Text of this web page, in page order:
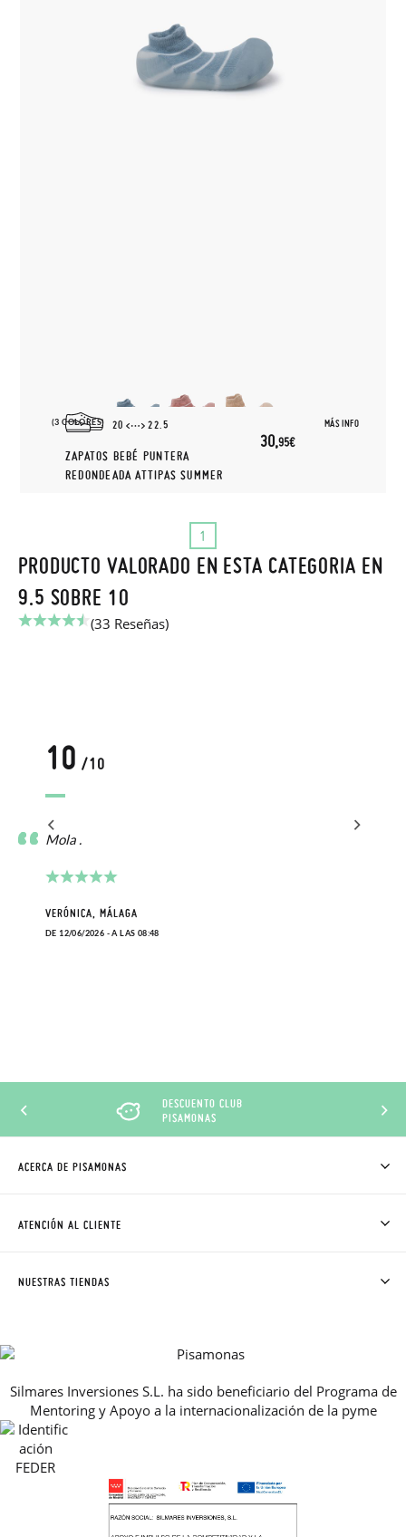
(3 COLORES) MÁS INFO
20 22.5
ZAPATOS BEBÉ PUNTERA
REDONDEADA ATTIPAS SUMMER
30,95€
1
PRODUCTO VALORADO EN ESTA CATEGORIA EN
9.5 SOBRE 10
(33 Reseñas)
10 /10
Mola .
VERÓNICA, MÁLAGA
DE 12/06/2026 - A LAS 08:48
DESCUENTO CLUB
PISAMONAS
ACERCA DE PISAMONAS
CÓMO COMPRAR
AVISO LEGAL, PRIVACIDAD Y COOKIES
GUIA DE TALLAS
REBAJAS
ATENCIÓN AL CLIENTE
NUESTRAS TIENDAS
Silmares Inversiones S.L. ha sido beneficiario del Programa de
Mentoring y Apoyo a la internacionalización de la pyme